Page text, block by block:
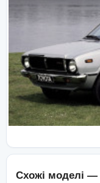
Схожі моделі —